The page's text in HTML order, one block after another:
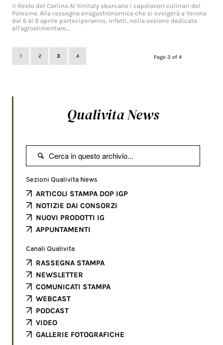
Il Resto del Carlino Al Vinitaly sbarcano i capolavori culinari del
Polesine. Alla rassegna enogastronomica che si svolgerà a Verona
dal 6 al 9 aprile parteciperanno, infatti, nella sezione dedicata
all'agroalimentare…
Page 3 of 4
1 2 3 4
Qualivita News

Sezioni Qualivita News
ARTICOLI STAMPA DOP IGP
NOTIZIE DAI CONSORZI
NUOVI PRODOTTI IG
APPUNTAMENTI
Canali Qualivita
RASSEGNA STAMPA
NEWSLETTER
COMUNICATI STAMPA
WEBCAST
PODCAST
VIDEO
GALLERIE FOTOGRAFICHE